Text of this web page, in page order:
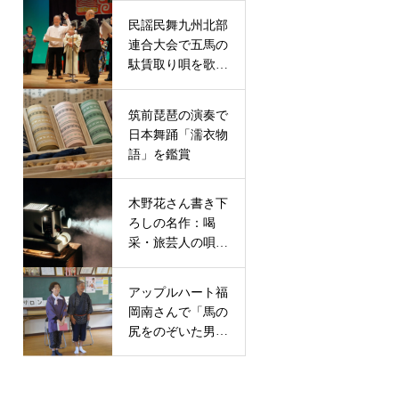
民謡民舞九州北部
連合大会で五馬の
駄賃取り唄を歌っ
筑前琵琶の演奏で
日本舞踊「濡衣物
語」を鑑賞
木野花さん書き下
ろしの名作：喝
采・旅芸人の唄に
アップルハート福
岡南さんで「馬の
尻をのぞいた男」